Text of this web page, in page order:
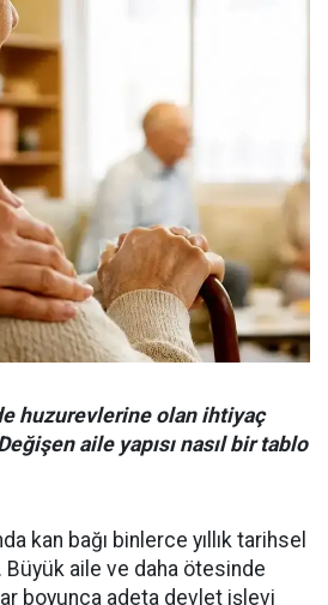
huzurevlerine olan ihtiyaç
aile yapısı nasıl bir tablo
kan bağı binlerce yıllık tarihsel
aile ve daha ötesinde
boyunca adeta devlet işlevi